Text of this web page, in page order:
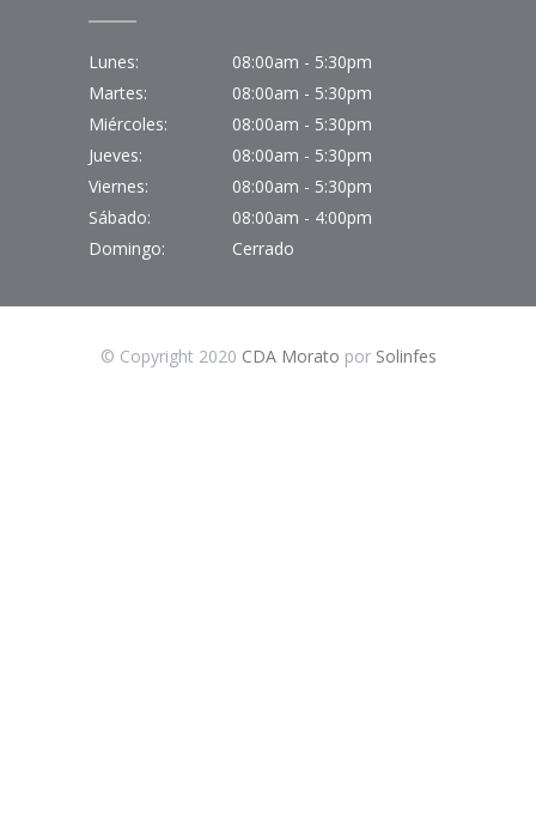
Lunes:
08:00am - 5:30pm
Martes:
08:00am - 5:30pm
Miércoles:
08:00am - 5:30pm
Jueves:
08:00am - 5:30pm
Viernes:
08:00am - 5:30pm
Sábado:
08:00am - 4:00pm
Domingo:
Cerrado
© Copyright 2020 CDA Morato por Solinfes